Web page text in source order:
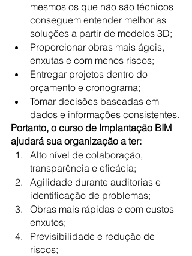
mesmos os que não são técnicos
conseguem entender melhor as
soluções a partir de modelos 3D;
Proporcionar obras mais ágeis,
enxutas e com menos riscos;
Entregar projetos dentro do
orçamento e cronograma;
Tomar decisões baseadas em
dados e informações consistentes.
Portanto, o curso de Implantação BIM
ajudará sua organização a ter:
Alto nível de colaboração,
transparência e eficácia;
Agilidade durante auditorias e
identificação de problemas;
Obras mais rápidas e com custos
enxutos;
Previsibilidade e redução de
riscos;